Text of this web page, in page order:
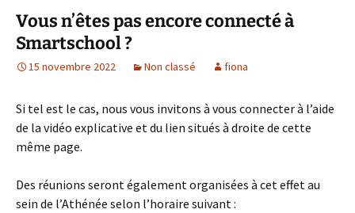
Vous n’êtes pas encore connecté à
Smartschool ?
15 novembre 2022 Non classé fiona
Si tel est le cas, nous vous invitons à vous connecter à l’aide
de la vidéo explicative et du lien situés à droite de cette
même page.
Des réunions seront également organisées à cet effet au
sein de l’Athénée selon l’horaire suivant :